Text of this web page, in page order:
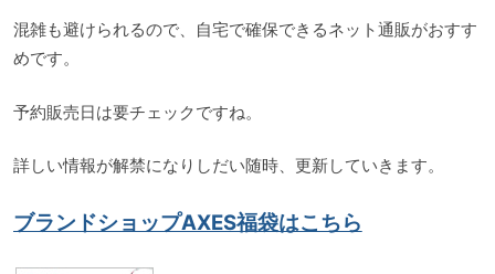
混雑も避けられるので、自宅で確保できるネット通販がおすす
めです。
予約販売日は要チェックですね。
詳しい情報が解禁になりしだい随時、更新していきます。
ブランドショップAXES福袋はこちら